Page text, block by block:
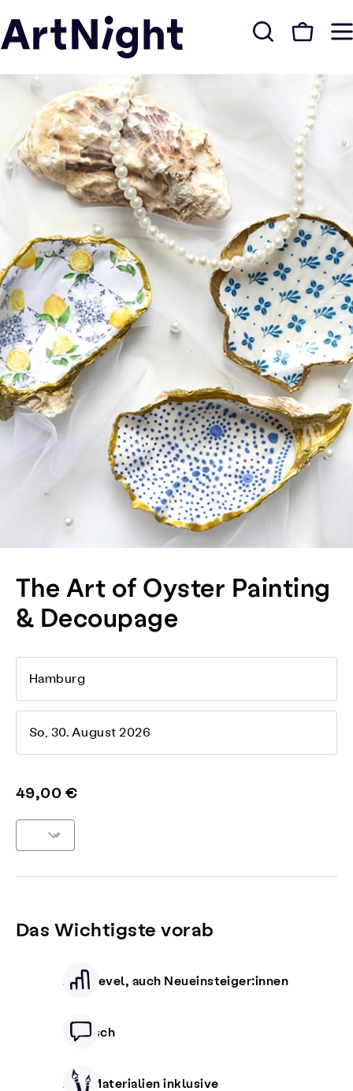
The Art of Oyster Painting
& Decoupage
Hamburg
So, 30. August 2026
49,00 €
Das Wichtigste vorab
Alle Level, auch Neueinsteiger:innen
Deutsch
Alle Materialien inklusive